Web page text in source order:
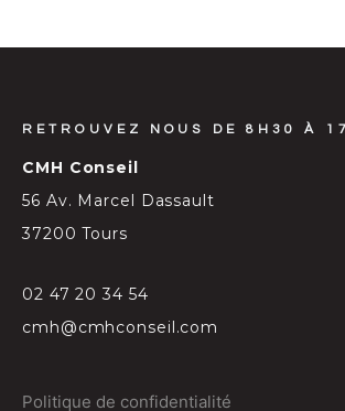
RETROUVEZ NOUS DE 8H30 À
CMH Conseil
56 Av. Marcel Dassault
37200 Tours
02 47 20 34 54
cmh@cmhconseil.com
Politique de confidentialité